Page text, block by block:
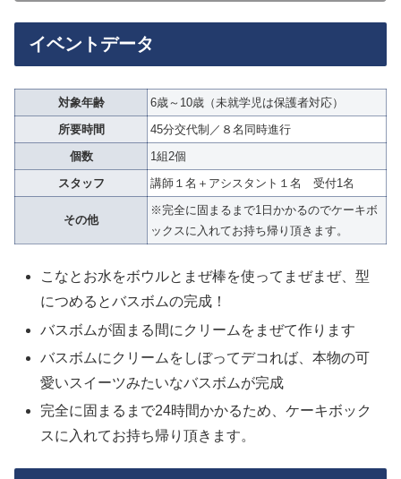
イベントデータ
対象年齢
6歳～10歳（未就学児は保護者対応）
所要時間
45分交代制／８名同時進行
個数
1組2個
スタッフ
講師１名＋アシスタント１名 受付1名
その他
※完全に固まるまで1日かかるのでケーキボ
ックスに入れてお持ち帰り頂きます。
こなとお水をボウルとまぜ棒を使ってまぜまぜ、型
につめるとバスボムの完成！
バスボムが固まる間にクリームをまぜて作ります
バスボムにクリームをしぼってデコれば、本物の可
愛いスイーツみたいなバスボムが完成
完全に固まるまで24時間かかるため、ケーキボック
スに入れてお持ち帰り頂きます。